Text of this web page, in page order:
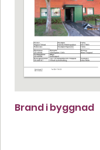
Brand i byggnad